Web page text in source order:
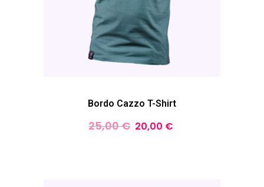
Bordo Cazzo T-Shirt
25,00€ 20,00 €